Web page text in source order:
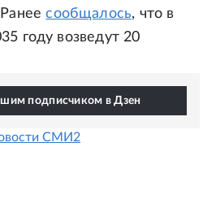
Ранеесообщалось, что в
году возведут 20
подписчиком в Дзен
СМИ2